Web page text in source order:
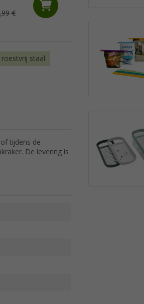
€
staal
tijdens de
De levering is